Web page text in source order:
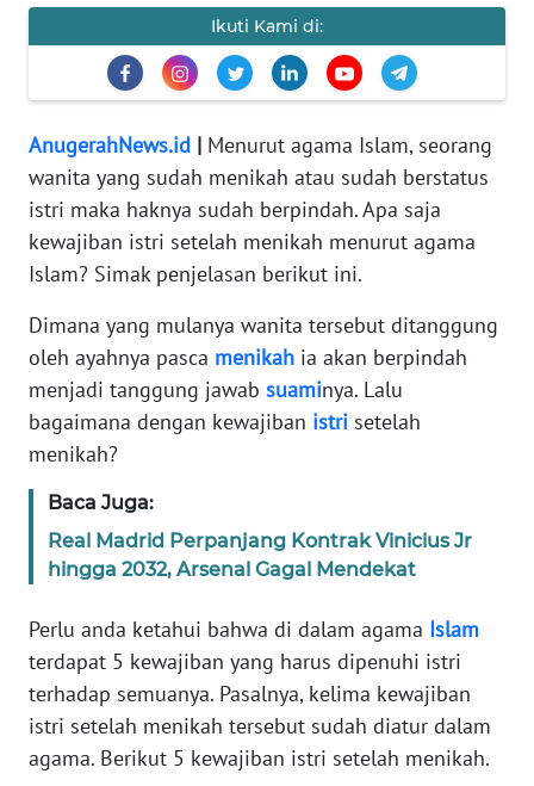
Ikuti Kami di:
AnugerahNews.id | Menurut agama Islam, seorang
wanita yang sudah menikah atau sudah berstatus
istri maka haknya sudah berpindah. Apa saja
kewajiban istri setelah menikah menurut agama
Islam? Simak penjelasan berikut ini.
Dimana yang mulanya wanita tersebut ditanggung
oleh ayahnya pasca menikah ia akan berpindah
menjadi tanggung jawab suaminya. Lalu
bagaimana dengan kewajiban istri setelah
menikah?
Baca Juga:
Real Madrid Perpanjang Kontrak Vinicius Jr
hingga 2032, Arsenal Gagal Mendekat
Perlu anda ketahui bahwa di dalam agama Islam
terdapat 5 kewajiban yang harus dipenuhi istri
terhadap semuanya. Pasalnya, kelima kewajiban
istri setelah menikah tersebut sudah diatur dalam
agama. Berikut 5 kewajiban istri setelah menikah.
WAHANA
UMKM
SELEB
WAHANA
PERSONA
WAHANA
OTOMOTIF
WAHANA
HEALTH
DESA
WISATA
MAWAKA